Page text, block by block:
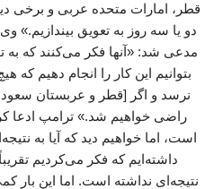
قطر، امارات متحده عربی و برخی
دو یا سه روز به تعویق بیندازیم.»
مدعی شد: «آنها فکر می‌کنند که به
بتوانیم این کار را انجام دهیم
نرسد و اگر [قطر و عربستان
راضی خواهیم شد.» ترامپ ادعا
است، اما خواهیم دید که آیا به
داشته‌ایم که فکر می‌کردیم
نتیجه‌ای نداشته است. اما این